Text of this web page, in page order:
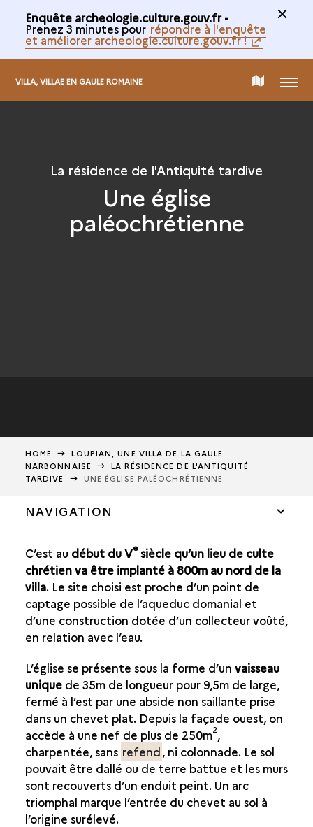
Enquête archeologie.culture.gouv.fr -
Prenez 3 minutes pour répondre à l'enquête
et améliorer archeologie.culture.gouv.fr !
VILLA, VILLAE EN GAULE ROMAINE CARTE
LA
MENU
La résidence de l'Antiquité tardive
Une église
paléochrétienne
HOME
LOUPIAN, UNE VILLA DE LA GAULE
NARBONNAISE
LA RÉSIDENCE DE L'ANTIQUITÉ
TARDIVE
UNE ÉGLISE PALÉOCHRÉTIENNE
NAVIGATION
EXPLOITER DES TERRES LITTORALES
LES FERMES DU IER SIÈCLE AVANT NOTRE ÈRE
LA VILLA PRODUCTRICE DU HAUT-EMPIRE
LA VILLA AU IVE SIÈCLE
LA RÉSIDENCE DU DÉBUT DU VE SIÈCLE
DES APPARTEMENTS LUXUEUX
LES MOSAÏQUES
DEUX STYLES, DEUX ATELIERS
LES APPARTEMENTS AU QUOTIDIEN
BANQUETS ET SOCIABILITÉ
LA RÉSIDENCE AU COURS DU TEMPS
C’est au début du Vesiècle qu’un lieu de culte
chrétien va être implanté à 800m au nord de la
villa. Le site choisi est proche d’un point de
captage possible de l’aqueduc domanial et
d’une construction dotée d’un collecteur voûté,
en relation avec l’eau.
L’église se présente sous la forme d’un vaisseau
uniquede 35m de longueur pour 9,5m de large,
fermé à l’est par une abside non saillante prise
dans un chevet plat. Depuis la façade ouest, on
accède à une nef de plus de 250m2,
charpentée, sans refend, ni colonnade. Le sol
pouvait être dallé ou de terre battue et les murs
sont recouverts d’un enduit peint. Un arc
triomphal marque l’entrée du chevet au sol à
l’origine surélevé.